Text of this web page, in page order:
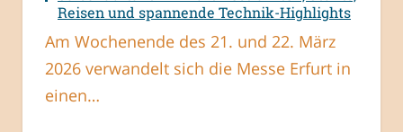
Reisen und spannende Technik-Highlights
Am Wochenende des 21. und 22. März
2026 verwandelt sich die Messe Erfurt in
einen…